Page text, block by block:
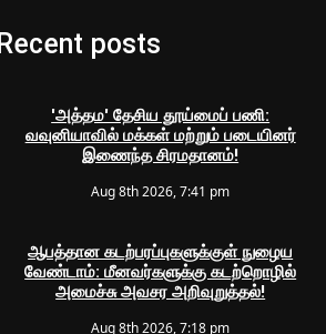
Recent posts
'அத்தம' தேசிய தூய்மைப் பணி:
வவுனியாவில் மக்கள் மற்றும் படையினர்
இணைந்த சிரமதானம்!
Aug 8th 2026, 7:41 pm
ஆபத்தான கடற்பரப்புகளுக்குள் நுழைய
வேண்டாம்: மீனவர்களுக்கு கடற்றொழில்
அமைச்சு அவசர அறிவுறுத்தல்!
Aug 8th 2026, 7:18 pm